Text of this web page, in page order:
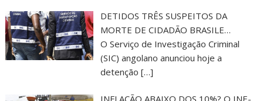
DETIDOS TRÊS SUSPEITOS DA
MORTE DE CIDADÃO BRASILE…
O Serviço de Investigação Criminal
(SIC) angolano anunciou hoje a
detenção […]